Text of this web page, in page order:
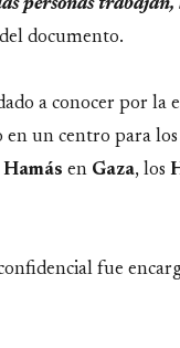
personas
documento.
a conocer por la
un centro para
Hamás en Gaza, los
fue